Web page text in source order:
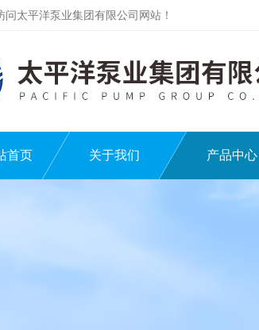
问太平洋泵业集团有限公司网站！
首页 关于我们 产品中心